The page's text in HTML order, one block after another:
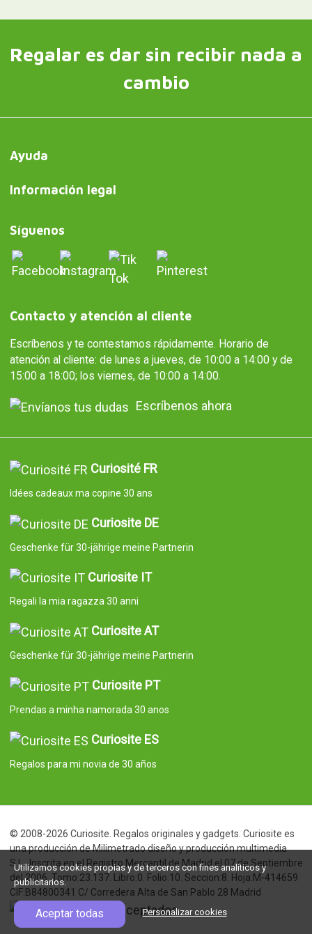
Regalar es dar sin recibir nada a
cambio
Ayuda
Información legal
Síguenos
Contacto y atención al cliente
Escríbenos y te contestamos rápidamente. Horario de
atención al cliente: de lunes a jueves, de 10:00 a 14:00 y de
15:00 a 18:00; los viernes, de 10:00 a 14:00.
Escríbenos ahora
Curiosité FR
Idées cadeaux ma copine 30 ans
Curiosite DE
Geschenke für 30-jährige meine Partnerin
Curiosite IT
Regali la mia ragazza 30 anni
Curiosite AT
Geschenke für 30-jährige meine Partnerin
Curiosite PT
Prendas a minha namorada 30 anos
Curiosite ES
Regalos para mi novia de 30 años
© 2008-2026 Curiosite. Regalos originales y gadgets. Curiosite es
una producción de Milimetrado diseño y producción multimedia
S.L.. Inscrita en el Registro Mercantil de Madrid el 07 de Septiembre
del 2006. Tomo:23.137. Libro:0. Folio:10. Seccion:8. Hoja:M-414659
CIF:B84800341 C/ Corredera Alta de San Pablo 28 Madrid
Utilizamos cookies propias y de terceros con fines analíticos y
publicitarios.
Aceptar todas Personalizar cookies